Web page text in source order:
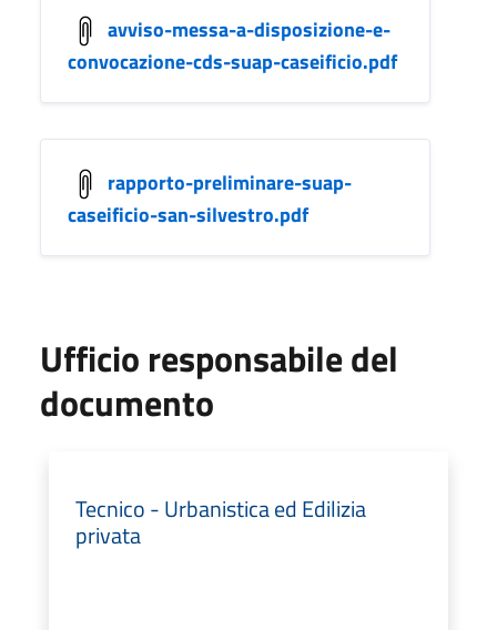
avviso-messa-a-disposizione-e-
convocazione-cds-suap-caseificio.pdf
rapporto-preliminare-suap-
caseificio-san-silvestro.pdf
Ufficio responsabile del
documento
Tecnico - Urbanistica ed Edilizia
privata